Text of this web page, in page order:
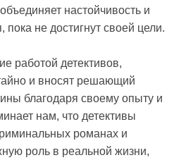
настойчивость и
пока не достигнут своей цели.
работой детективов,
и вносят решающий
благодаря своему опыту и
нам, что детективы
романах и
роль в реальной жизни,